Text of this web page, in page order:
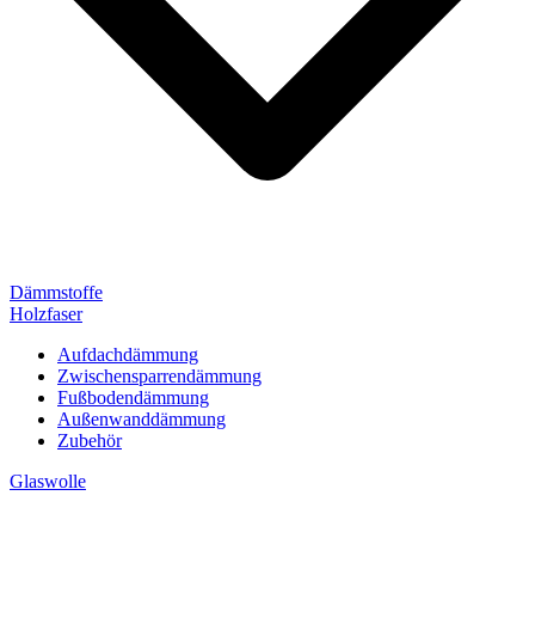
Dämmstoffe
Holzfaser
Aufdachdämmung
Zwischensparrendämmung
Fußbodendämmung
Außenwanddämmung
Zubehör
Glaswolle